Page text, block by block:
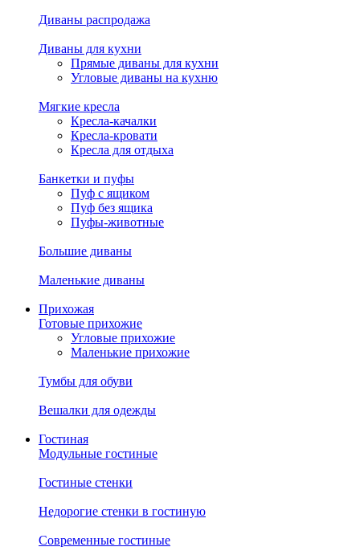
Диваны распродажа
Диваны для кухни
Прямые диваны для кухни
Угловые диваны на кухню
Мягкие кресла
Кресла-качалки
Кресла-кровати
Кресла для отдыха
Банкетки и пуфы
Пуф с ящиком
Пуф без ящика
Пуфы-животные
Большие диваны
Маленькие диваны
Прихожая
Готовые прихожие
Угловые прихожие
Маленькие прихожие
Тумбы для обуви
Вешалки для одежды
Гостиная
Модульные гостиные
Гостиные стенки
Недорогие стенки в гостиную
Современные гостиные